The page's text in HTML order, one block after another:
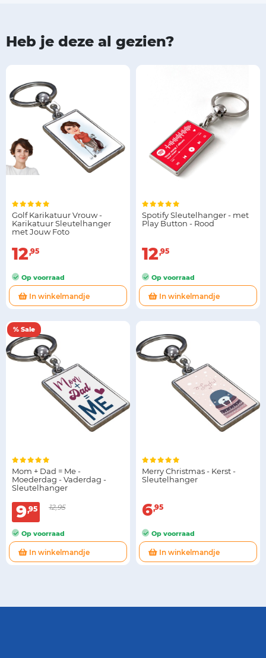
Heb je deze al gezien?
Golf Karikatuur Vrouw -
Karikatuur Sleutelhanger
met Jouw Foto
12 95
Op voorraad
In winkelmandje
Spotify Sleutelhanger - met
Play Button - Rood
12 95
Op voorraad
In winkelmandje
% Sale
Mom + Dad = Me -
Moederdag - Vaderdag -
Sleutelhanger
9 95 12,95
Op voorraad
In winkelmandje
Merry Christmas - Kerst -
Sleutelhanger
6 95
Op voorraad
In winkelmandje